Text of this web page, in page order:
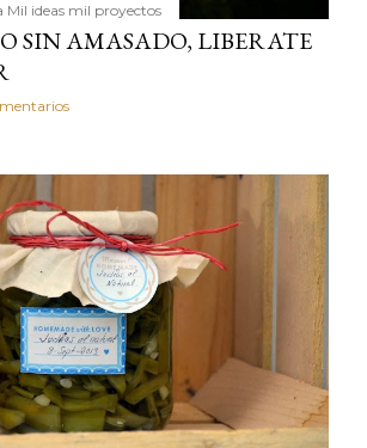
Mil ideas mil proyectos
SIN AMASADO, LIBERATE